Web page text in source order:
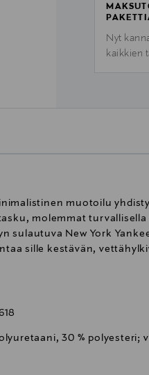
Nyt
kaikkien
muotoilu
molemmat
sulautuva New York
sille kestävän,
30 % polyesteri;